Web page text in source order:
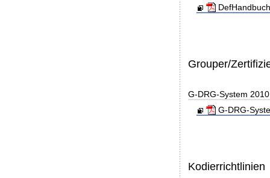
Grouper/
G-DRG-System
G-DRG-
Kodierrichtlinien